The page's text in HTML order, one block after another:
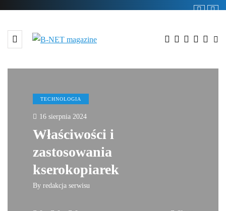
TECHNOLOGIA
16 sierpnia 2024
Właściwości i
zastosowania
kserokopiarek
By redakcja serwisu